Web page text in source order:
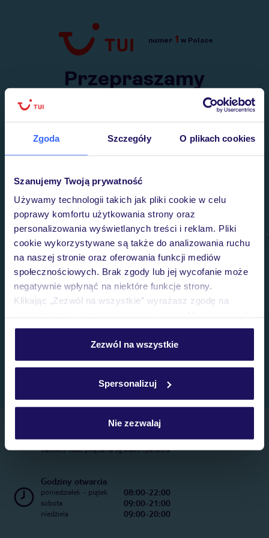
Zgoda Szczegóły O plikach cookies
Szanujemy Twoją prywatność
Używamy technologii takich jak pliki cookie w celu
poprawy komfortu użytkowania strony oraz
personalizowania wyświetlanych treści i reklam. Pliki
cookie wykorzystywane są także do analizowania ruchu
na naszej stronie oraz oferowania funkcji mediów
społecznościowych. Brak zgody lub jej wycofanie może
negatywnie wpłynąć na niektóre funkcje strony.
Klikając „Zezwól na wszystkie” wyrażasz zgodę na
personalizować swój wybór wchodząc w zakładkę
Szczegółowe informacje o plikach cookie znajdziesz
Zezwól na wszystkie
Spersonalizuj
Nie zezwalaj
Przejdź do TUI.pl
numer 1 w Polsce
Przepraszamy
Wysłaliśmy nasz serwis na krótkie wakacje.
Telefoniczne Centrum Rezerwacji
22 270 31 20
Całkowity koszt połączenia wg stawki operatora
Godziny otwarcia
poniedziałek - piątek 08:00-22:00
sobota 09:00-21:00
niedziela 09:00-20:00